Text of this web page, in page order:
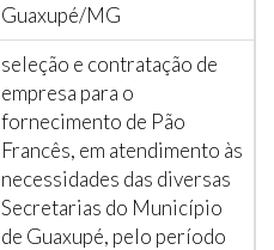
Guaxupé/MG
seleção e contratação de
empresa para o
fornecimento de Pão
Francês, em atendimento às
necessidades das diversas
Secretarias do Município
de Guaxupé, pelo período